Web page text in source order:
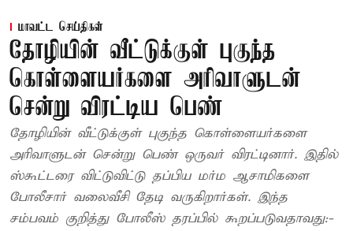
மாவட்ட செய்திகள்
தோழியின் வீட்டுக்குள் புகுந்த
கொள்ளையர்களை அரிவாளுடன்
சென்று விரட்டிய பெண்
தோழியின் வீட்டுக்குள் புகுந்த கொள்ளையர்களை
அரிவாளுடன் சென்று பெண் ஒருவர் விரட்டினார். இதில்
ஸ்கூட்டரை விட்டுவிட்டு தப்பிய மர்ம ஆசாமிகளை
போலீசார் வலைவீசி தேடி வருகிறார்கள். இந்த
சம்பவம் குறித்து போலீஸ் தரப்பில் கூறப்படுவதாவது:-